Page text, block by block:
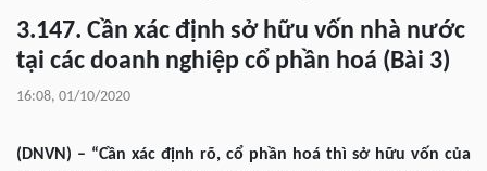
3.147. Cần xác định sở hữu vốn nhà nước
tại các doanh nghiệp cổ phần hoá (Bài 3)
16:08, 01/10/2020
(DNVN) – “Cần xác định rõ, cổ phần hoá thì sở hữu vốn của